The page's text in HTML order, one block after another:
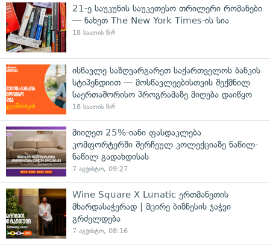
21-ე საუკუნის საუკეთესო თრილერი რომანები
— ნახეთ The New York Times-ის სია
18 საათის წინ
ისწავლე საზღვარგარეთ საქართველოს ბანკის
სტიპენდიით — მოსწავლეებისთვის შექმნილ
საერთაშორისო პროგრამაზე მიღება დაიწყო
18 საათის წინ
მიიღეთ 25%-იანი ფასდაკლება
კომფორტერში შერჩეულ კოლექციაზე ნაწილ-
ნაწილ გადახდისას
7 აგვისტო, 09:27
Wine Square X Lunatic ერთმანეთის
მხარდასაჭერად | მცირე ბიზნესის ჯაჭვი
გრძელდება
7 აგვისტო, 08:16